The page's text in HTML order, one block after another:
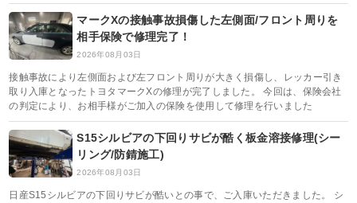
マークXの接触事故損傷した左側面/フロント周りを
相手保険で修理完了！
2026年08月03日
接触事故により左側面および左フロント周りが大きく損傷し、レッカー引き
取り入庫となったトヨタマークXの修理が完了しました。 今回は、保険会社
の判定により、お相手様がご加入の保険を使用して修理を行いました
S15シルビアの下回りサビが酷く板金溶接修理(シー
リング/防錆施工)
2026年08月03日
日産S15シルビアの下回りサビが酷いとの事で、ご入庫いただきました。 シ